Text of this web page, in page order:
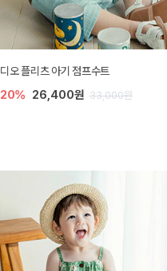
디오 플리츠 아기 점프수트
20% 26,400원 33,000원